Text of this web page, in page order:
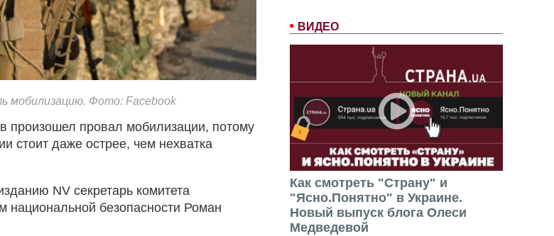
ВИДЕО
Как смотреть "Страну" и
"Ясно.Понятно" в Украине.
Новый выпуск блога Олеси
Медведевой
мобилизацию. Фото: Facebook
произошел провал мобилизации, потому
стоит даже острее, чем нехватка
NV секретарь комитета
национальной безопасности Роман